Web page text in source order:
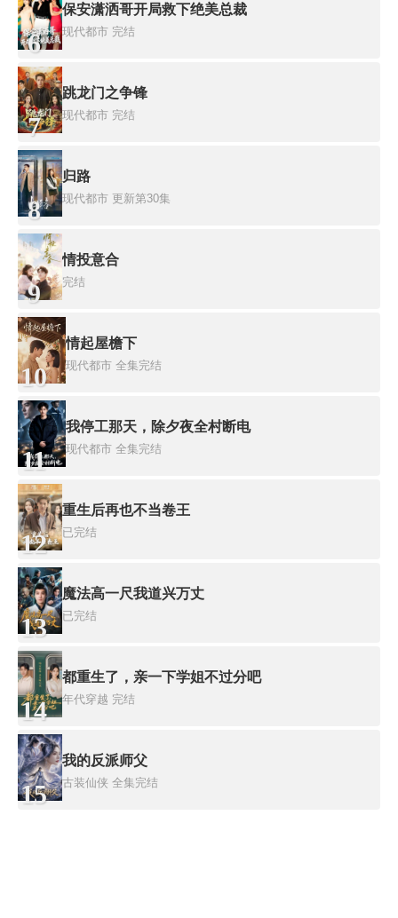
6
保安潇洒哥开局救下绝美总裁
现代都市 完结
7
跳龙门之争锋
现代都市 完结
8
归路
现代都市 更新第30集
9
情投意合
完结
10
情起屋檐下
现代都市 全集完结
11
我停工那天，除夕夜全村断电
现代都市 全集完结
12
重生后再也不当卷王
已完结
13
魔法高一尺我道兴万丈
已完结
14
都重生了，亲一下学姐不过分吧
年代穿越 完结
15
我的反派师父
古装仙侠 全集完结